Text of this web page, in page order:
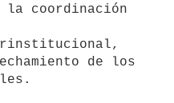
la coordinación
de los